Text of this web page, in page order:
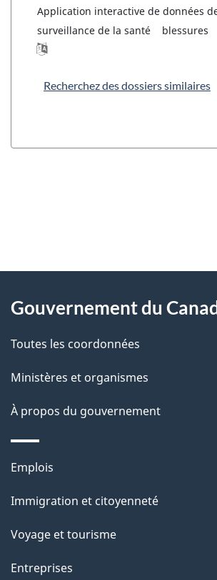
Application interactive de données
surveillance de la santé
blessures
Recherchez des dossiers similaires
D
t
a
l
s
l
a
a
g
propos
ce
site
Gouvernement du
Toutes les coordonnées
Ministères et organismes
À propos du gouvernement
Thèmes
sujets
Emplois
Immigration et citoyenneté
Voyage et tourisme
Entreprises